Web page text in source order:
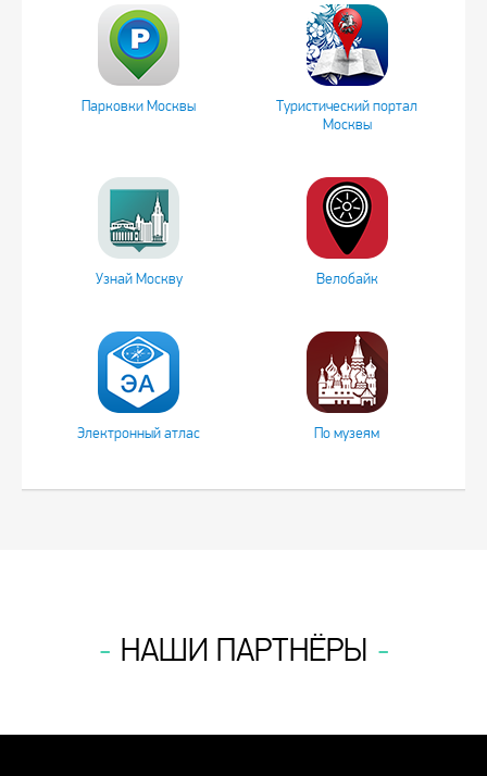
Парковки Москвы
Туристический портал
Москвы
Узнай Москву Велобайк
Электронный атлас По музеям
НАШИ ПАРТНЁРЫ